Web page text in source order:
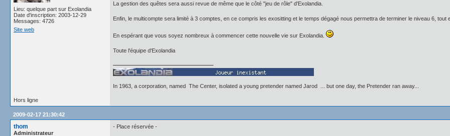
Lieu: quelque part sur Exolandia
Date d'inscription: 2003-12-29
Messages: 4726
Site web
La gestion des quêtes sera aussi revue de même que le côté "jeu de rôle" d'Exolandia.
Enfin, le multicompte sera limité à 3 comptes, en ce compris les exositting et le temps dégagé nous permettra de terminer le niveau 6, tout
En espérant que vous soyez nombreux à commencer cette nouvelle vie sur Exolandia.
Toute l'équipe d'Exolandia
In 1963, a corporation, named The Center, isolated a young pretender named Jarod ... but one day, the Pretender ran away...
Hors ligne
2009-02-17 21:30:42
thom
Administrateur
- Place réservée -